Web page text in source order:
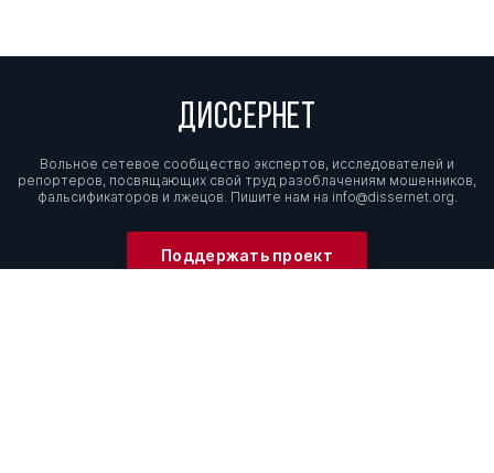
ДИССЕРНЕТ
Вольное сетевое сообщество экспертов, исследователей и
репортеров, посвящающих свой труд разоблачениям мошенников,
фальсификаторов и лжецов. Пишите нам на info@dissernet.org.
Поддержать проект